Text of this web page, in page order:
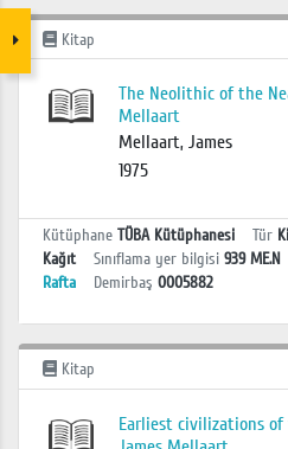
Kitap
The Neolithic of the
Mellaart
Mellaart, James
1975
Kütüphane TÜBA Kütüphanesi Tür
Kağıt
Sınıflama yer bilgisi 939 ME.N
Rafta
Demirbaş 0005882
Kitap
Earliest civilizations